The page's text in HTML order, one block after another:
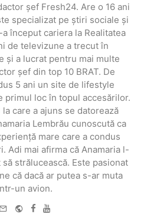
șef Fresh24. Are o 16 ani
specializat pe știri sociale și
început cariera la Realitatea
de televizune a trecut în
și a lucrat pentru mai multe
șef din top 10 BRAT. De
5 ani un site de lifestyle
primul loc în topul accesărilor.
care a ajuns se datorează
Lembrău cunoscută ca
mare care a condus
Adi mai afirma că Anamaria l-
strălucească. Este pasionat
că dacă ar putea s-ar muta
un avion.
e-
WebsiteFacebook